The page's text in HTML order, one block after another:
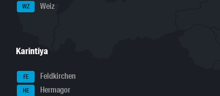
WZ Weiz
Karintiya
FE Feldkirchen
HE Hermagor